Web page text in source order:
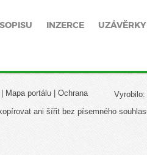
INZERCE UZÁVĚRKY
Vyrobilo:
Mapa portálu
Ochrana
ani šířit bez písemného